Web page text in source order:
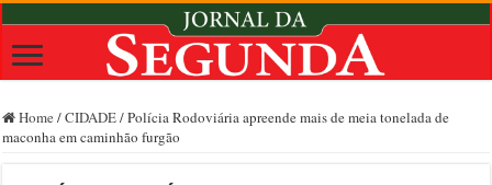
Home /CIDADE/Polícia Rodoviária apreende mais de meia tonelada de
maconha em caminhão furgão